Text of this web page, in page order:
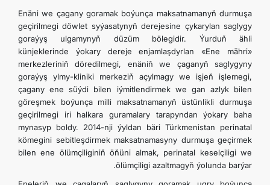
Enäni we çagany goramak boýunça maksatnamanyň durmuşa
geçirilmegi döwlet syýasatynyň derejesine çykarylan saglygy
goraýyş ulgamynyň düzüm bölegidir. Ýurduň ähli
künjeklerinde ýokary dereje enjamlaşdyrlan «Ene mähri»
merkezleriniň döredilmegi, enäniň we çaganyň saglygyny
goraýyş ylmy-kliniki merkeziň açylmagy we işjeň işlemegi,
çagany ene süýdi bilen iýmitlendirmek we gan azlyk bilen
göreşmek boýunça milli maksatnamanyň üstünlikli durmuşa
geçirilmegi iri halkara guramalary tarapyndan ýokary baha
mynasyp boldy. 2014-nji ýyldan bäri Türkmenistan perinatal
kömegini sebitleşdirmek maksatnamasyny durmuşa geçirmek
bilen ene ölümçiliginiň öňüni almak, perinatal keselçiligi we
ölümçiligi azaltmagyň ýolunda barýar.